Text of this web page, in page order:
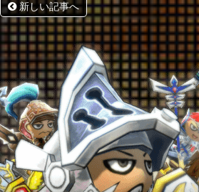
新しい記事へ